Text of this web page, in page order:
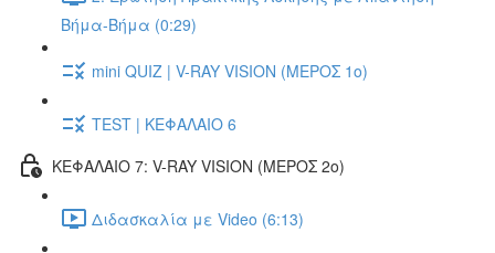
Βήμα-Βήμα (0:29)
mini QUIZ | V-RAY VISION (ΜΕΡΟΣ 1ο)
TEST | ΚΕΦΑΛΑΙΟ 6
ΚΕΦΑΛΑΙΟ 7: V-RAY VISION (ΜΕΡΟΣ 2ο)
Διδασκαλία με Video (6:13)